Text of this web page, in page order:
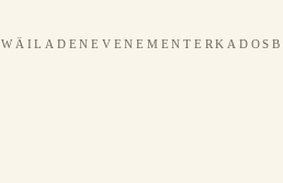
EVENEMENTER